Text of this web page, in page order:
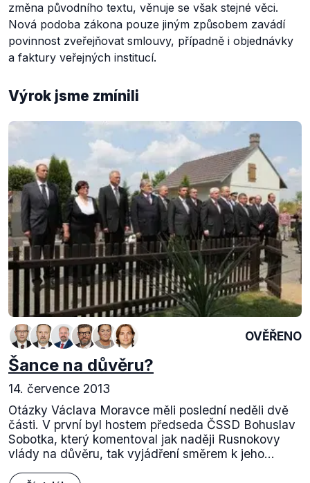
změna původního textu, věnuje se však stejné věci.
Nová podoba zákona pouze jiným způsobem zavádí
povinnost zveřejňovat smlouvy, případně i objednávky
a faktury veřejných institucí.
Výrok jsme zmínili
OVĚŘENO
Šance na důvěru?
14. července 2013
Otázky Václava Moravce měli poslední neděli dvě
části. V první byl hostem předseda ČSSD Bohuslav
Sobotka, který komentoval jak naději Rusnokovy
vlády na důvěru, tak vyjádření směrem k jeho...